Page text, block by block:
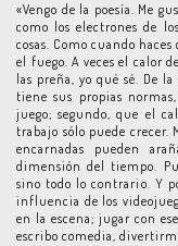
«Vengo de la poesía. Me
como los electrones de
cosas. Como cuando
el fuego. A veces el calor
las preña, yo qué sé. De
tiene sus propias
juego; segundo, que el
trabajo sólo puede crecer.
encarnadas pueden
dimensión del tiempo.
sino todo lo contrario. Y
influencia de los
en la escena; jugar con
escribo comedia,